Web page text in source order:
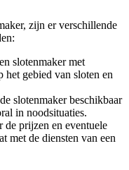
zijn er verschillende
slotenmaker met
het gebied van sloten en
slotenmaker beschikbaar
in noodsituaties.
de prijzen en eventuele
met de diensten van een